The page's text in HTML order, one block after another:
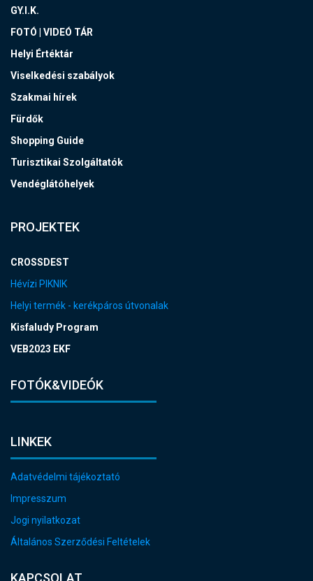
GY.I.K.
FOTÓ | VIDEÓ TÁR
Helyi Értéktár
Viselkedési szabályok
Szakmai hírek
Fürdők
Shopping Guide
Turisztikai Szolgáltatók
Vendéglátóhelyek
PROJEKTEK
CROSSDEST
Hévízi PIKNIK
Helyi termék - kerékpáros útvonalak
Kisfaludy Program
VEB2023 EKF
FOTÓK&VIDEÓK
LINKEK
Adatvédelmi tájékoztató
Impresszum
Jogi nyilatkozat
Általános Szerződési Feltételek
KAPCSOLAT